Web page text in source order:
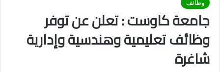
وظائف
جامعة كاوست : تعلن عن توفر
وظائف تعليمية وهندسية وإدارية
شاغرة